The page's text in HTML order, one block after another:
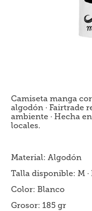
Camiseta manga
algodón · Fairtrade
ambiente · Hecha
locales.
Material: Algodón
Talla disponible: M ·
Color: Blanco
Grosor: 185 gr